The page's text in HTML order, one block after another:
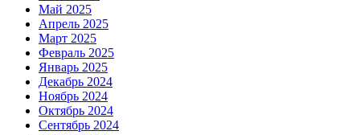
Май 2025
Апрель 2025
Март 2025
Февраль 2025
Январь 2025
Декабрь 2024
Ноябрь 2024
Октябрь 2024
Сентябрь 2024